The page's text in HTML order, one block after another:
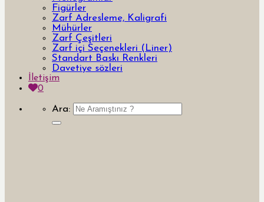
Figürler
Zarf Adresleme, Kaligrafi
Mühürler
Zarf Çeşitleri
Zarf içi Seçenekleri (Liner)
Standart Baskı Renkleri
Davetiye sözleri
İletişim
0
Ara: